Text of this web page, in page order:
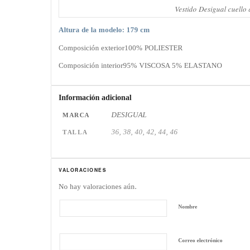
Vestido Desigual
Altura de la modelo: 179 cm
Composición exterior100% POLIESTER
Composición interior95% VISCOSA 5% ELASTANO
Información adicional
MARCA DESIGUAL
TALLA 36, 38, 40, 42, 44, 46
VALORACIONES
No hay valoraciones aún.
Nombre
Correo electrónico